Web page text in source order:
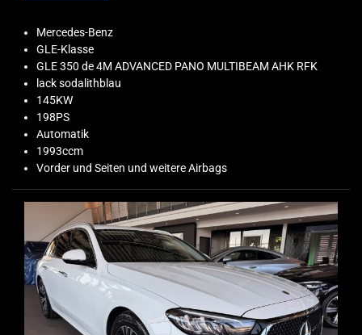
Mercedes-Benz
GLE-Klasse
GLE 350 de 4M ADVANCED PANO MULTIBEAM AHK RFK
lack sodalithblau
145KW
198PS
Automatik
1993ccm
Vorder und Seiten und weitere Airbags